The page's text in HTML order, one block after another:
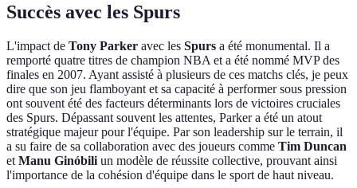
Succès avec les Spurs
L'impact de Tony Parker avec les Spurs a été monumental. Il a
remporté quatre titres de champion NBA et a été nommé MVP des
finales en 2007. Ayant assisté à plusieurs de ces matchs clés, je peux
dire que son jeu flamboyant et sa capacité à performer sous pression
ont souvent été des facteurs déterminants lors de victoires cruciales
des Spurs. Dépassant souvent les attentes, Parker a été un atout
stratégique majeur pour l'équipe. Par son leadership sur le terrain, il
a su faire de sa collaboration avec des joueurs comme Tim Duncan
et Manu Ginóbili un modèle de réussite collective, prouvant ainsi
l'importance de la cohésion d'équipe dans le sport de haut niveau.